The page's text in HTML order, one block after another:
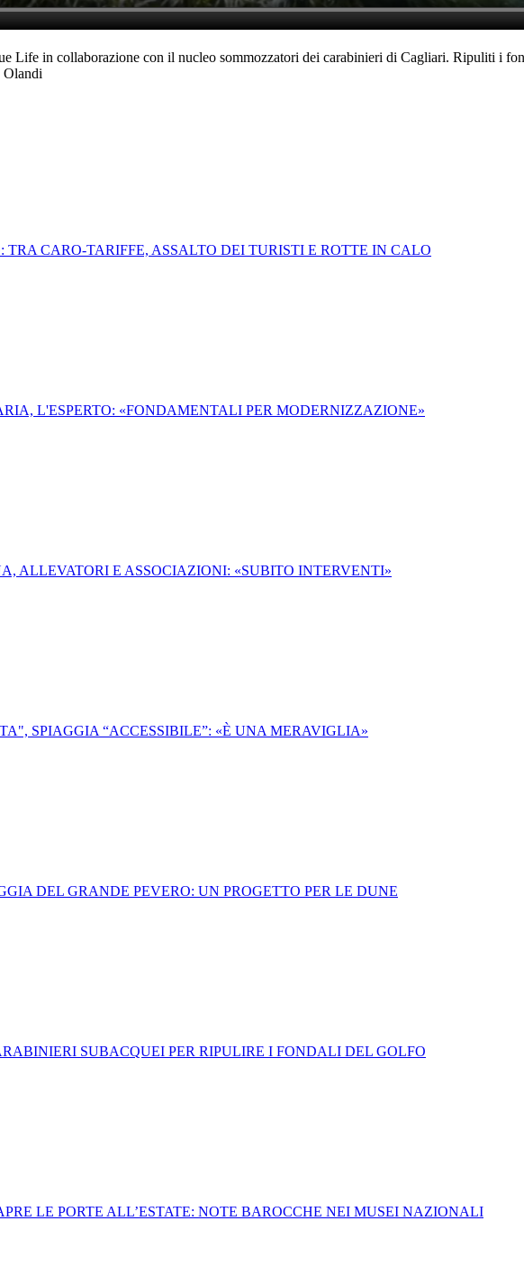
Life in collaborazione con il nucleo sommozzatori dei carabinieri di Cagliari. Ripuliti i
Olandi
CARO-TARIFFE, ASSALTO DEI TURISTI E ROTTE IN CALO
L'ESPERTO: «FONDAMENTALI PER MODERNIZZAZIONE»
ALLEVATORI E ASSOCIAZIONI: «SUBITO INTERVENTI»
SPIAGGIA “ACCESSIBILE”: «È UNA MERAVIGLIA»
DEL GRANDE PEVERO: UN PROGETTO PER LE DUNE
SUBACQUEI PER RIPULIRE I FONDALI DEL GOLFO
LE PORTE ALL’ESTATE: NOTE BAROCCHE NEI MUSEI NAZIONALI